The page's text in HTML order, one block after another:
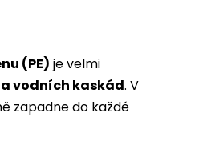
(PE) je velmi
vodních kaskád. V
zapadne do každé